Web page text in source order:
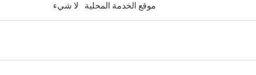
موقع الخدمة المحلية لا شيء